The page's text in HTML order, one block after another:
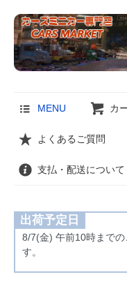
MENU カ
よくあるご質問
支払・配送について
出荷予定日
8/7(金) 午前10時までの
す。